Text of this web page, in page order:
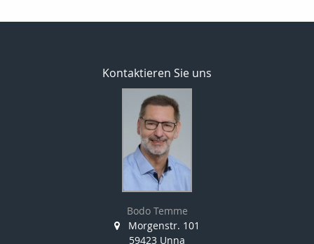
Kontaktieren Sie uns
Bodo Temme
Morgenstr. 101
59423 Unna